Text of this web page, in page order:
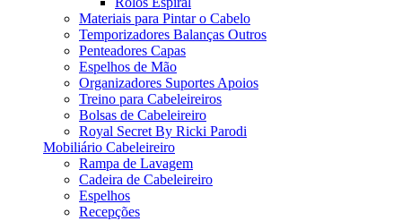
Materiais para Pintar o Cabelo
Temporizadores Balanças Outros
Penteadores Capas
Espelhos de Mão
Organizadores Suportes Apoios
Treino para Cabeleireiros
Bolsas de Cabeleireiro
Royal Secret By Ricki Parodi
Mobiliário Cabeleireiro
Rampa de Lavagem
Cadeira de Cabeleireiro
Espelhos
Recepções